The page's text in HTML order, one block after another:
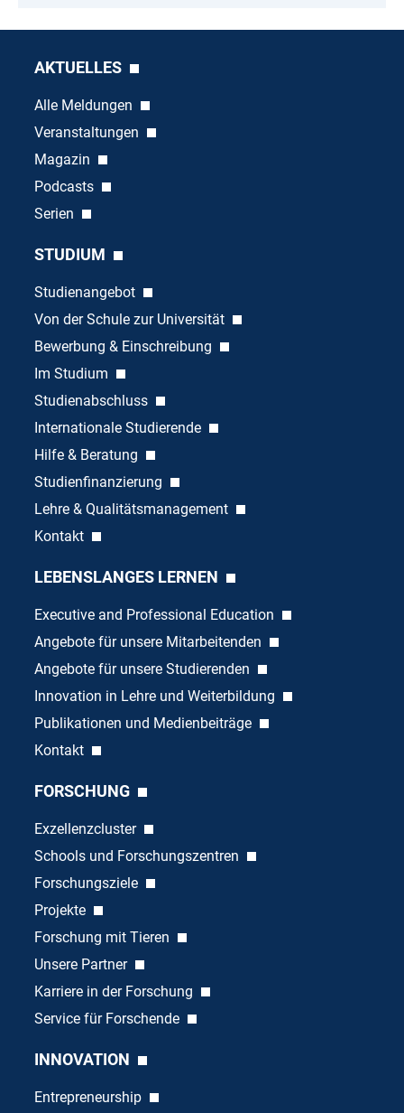
AKTUELLES
Alle Meldungen
Veranstaltungen
Magazin
Podcasts
Serien
STUDIUM
Studienangebot
Von der Schule zur Universität
Bewerbung & Einschreibung
Im Studium
Studienabschluss
Internationale Studierende
Hilfe & Beratung
Studienfinanzierung
Lehre & Qualitätsmanagement
Kontakt
LEBENSLANGES LERNEN
Executive and Professional Education
Angebote für unsere Mitarbeitenden
Angebote für unsere Studierenden
Innovation in Lehre und Weiterbildung
Publikationen und Medienbeiträge
Kontakt
FORSCHUNG
Exzellenzcluster
Schools und Forschungszentren
Forschungsziele
Projekte
Forschung mit Tieren
Unsere Partner
Karriere in der Forschung
Service für Forschende
INNOVATION
Entrepreneurship